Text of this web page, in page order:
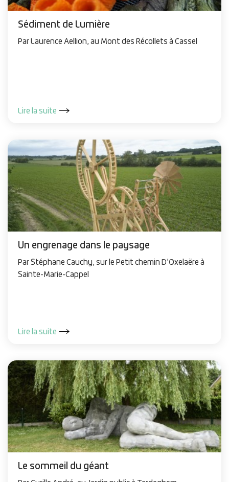
Sédiment de Lumière
Par Laurence Aellion, au Mont des Récollets à Cassel
Lire la suite
Un engrenage dans le paysage
Par Stéphane Cauchy, sur le Petit chemin D’Oxelaëre à
Sainte-Marie-Cappel
Lire la suite
Le sommeil du géant